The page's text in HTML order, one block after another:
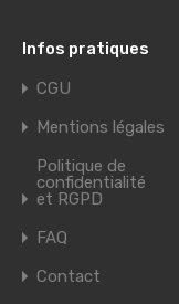
Infos pratiques
CGU
Mentions légales
Politique de
confidentialité
et RGPD
FAQ
Contact